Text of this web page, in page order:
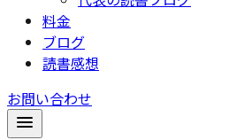
料金
ブログ
読書感想
お問い合わせ